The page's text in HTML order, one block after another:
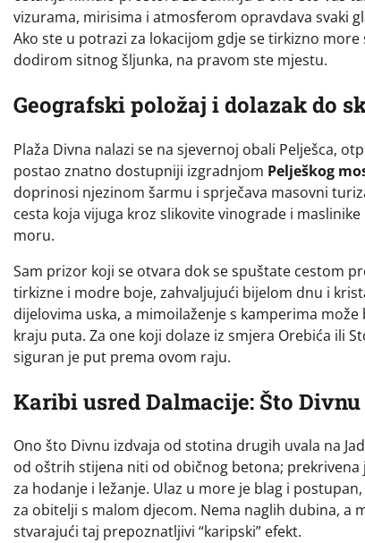
vizurama, mirisima i atmosferom opravdava svaki
Ako ste u potrazi za lokacijom gdje se tirkizno
dodirom sitnog šljunka, na pravom ste mjestu.
Geografski položaj i dolazak do
Plaža Divna nalazi se na sjevernoj obali Pelješca,
postao znatno dostupniji izgradnjom Pelješkog
doprinosi njezinom šarmu i sprječava masovni
cesta koja vijuga kroz slikovite vinograde i
moru.
Sam prizor koji se otvara dok se spuštate cestom
tirkizne i modre boje, zahvaljujući bijelom dnu i
dijelovima uska, a mimoilaženje s kamperima
kraju puta. Za one koji dolaze iz smjera Orebića ili
siguran je put prema ovom raju.
Karibi usred Dalmacije: Što
Ono što Divnu izdvaja od stotina drugih uvala na
od oštrih stijena niti od običnog betona; prekrivena
za hodanje i ležanje. Ulaz u more je blag i
za obitelji s malom djecom. Nema naglih dubina, a
stvarajući taj prepoznatljivi “karipski” efekt.